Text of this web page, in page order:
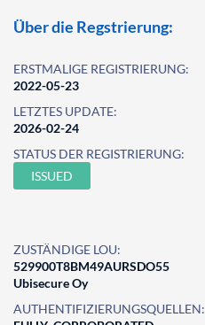
Über die Regstrierung:
ERSTMALIGE REGISTRIERUNG:
2022-05-23
LETZTES UPDATE:
2026-02-24
STATUS DER REGISTRIERUNG:
ISSUED
ZUSTÄNDIGE LOU:
529900T8BM49AURSDO55
Ubisecure Oy
AUTHENTIFIZIERUNGSQUELLEN: